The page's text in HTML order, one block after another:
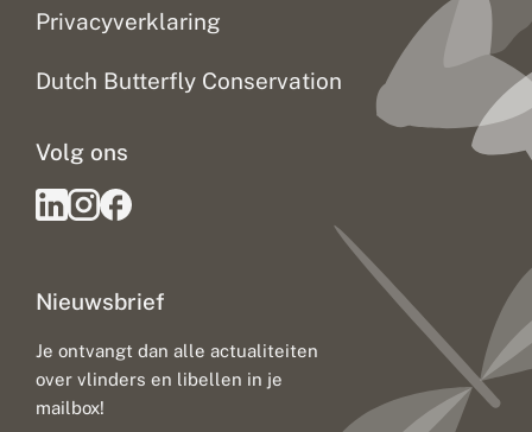
Privacyverklaring
Dutch Butterfly Conservation
Nieuwsbrief
Je ontvangt dan alle actualiteiten
over vlinders en libellen in je
mailbox!
Volg ons